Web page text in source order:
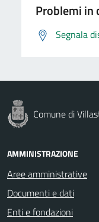
Problemi in
Segnala
Comune di
AMMINISTRAZIONE
Aree amministrative
Documenti e dati
Enti e fondazioni